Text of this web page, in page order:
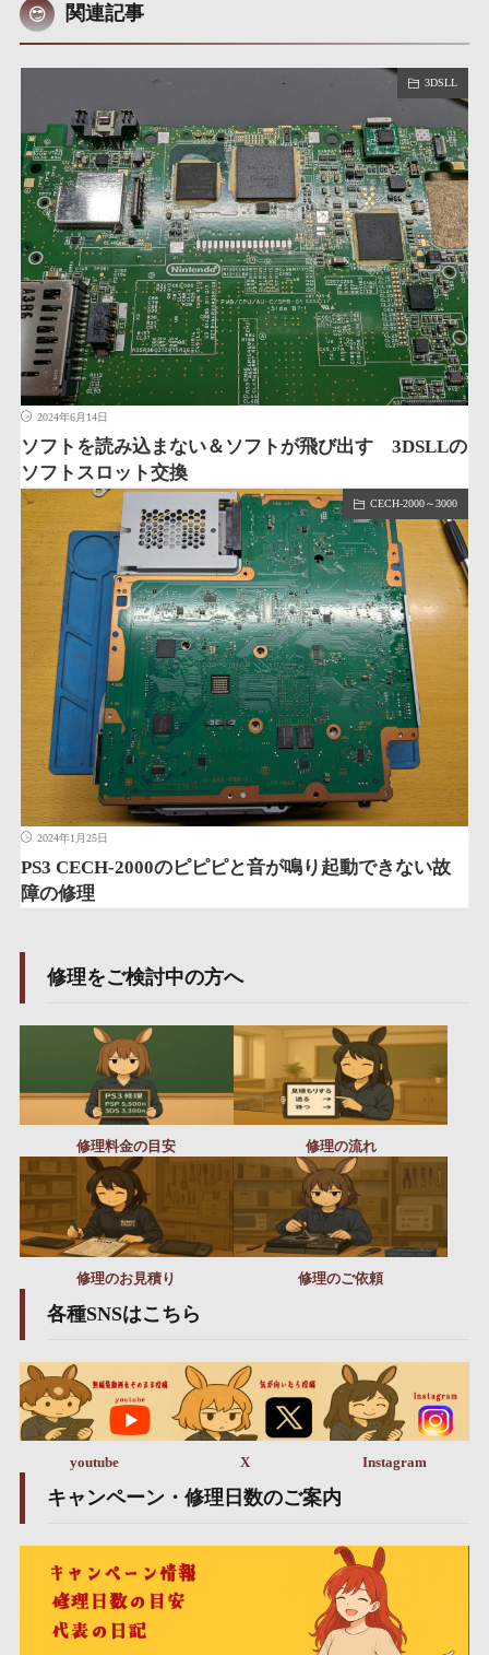
関連記事
3DSLL
2024年6月14日
ソフトを読み込まない＆ソフトが飛び出す 3DSLLの
ソフトスロット交換
CECH-2000～3000
2024年1月25日
PS3 CECH-2000のピピピと音が鳴り起動できない故
障の修理
修理をご検討中の方へ
修理料金の目安 修理の流れ
修理のお見積り 修理のご依頼
各種SNSはこちら
youtube X Instagram
キャンペーン・修理日数のご案内